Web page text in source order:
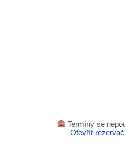
Termíny se
Otevřít